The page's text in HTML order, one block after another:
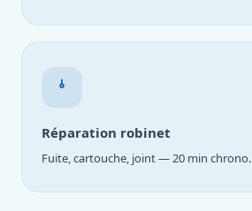
Réparation robinet
Fuite, cartouche, joint — 20 min chrono.